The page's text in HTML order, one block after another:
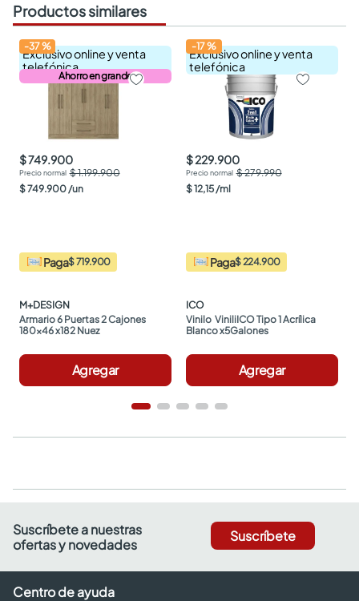
Productos similares
Exclusivo online y venta
telefónica
Ahorro en grande
-37%
$ 749.900
$ 1.199.900
$749.900 /un
Paga$ 719.900
M+DESIGN
Armario 6 Puertas 2 Cajones
180x46 x182 Nuez
Agregar
Exclusivo online y venta
telefónica
-17%
$ 229.900
$ 279.990
$12,15 /ml
Paga$ 224.900
ICO
Vinilo  ViniliICO Tipo 1 Acrílica
Blanco x5Galones
Agregar
Suscríbete a nuestras
ofertas y novedades
Suscríbete
Centro de ayuda